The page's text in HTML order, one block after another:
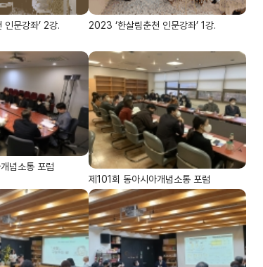
문강좌’ 2강. 2023 ‘한살림춘천 인문강좌’ 1강.
념소통 포럼
제101회 동아시아개념소통 포럼